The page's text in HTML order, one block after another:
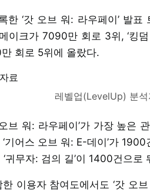
‘갓 오브 워: 라우페이’ 발표
이크가 7090만 회로 3위, ‘킹
회로 5위에 올랐다.
레벨업(LevelUp) 분석
브 워: 라우페이’가 가장 높은
기어스 오브 워: E-데이’가 1900
귀무자: 검의 길’이 1400건으로
이용자 참여도에서도 ‘갓 오